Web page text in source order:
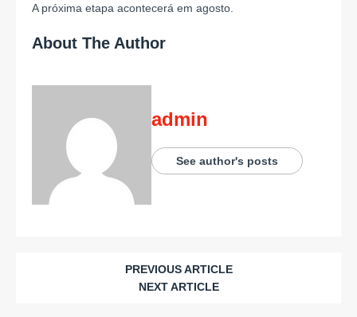
A próxima etapa acontecerá em agosto.
About The Author
admin
See author's posts
PREVIOUS ARTICLE
NEXT ARTICLE